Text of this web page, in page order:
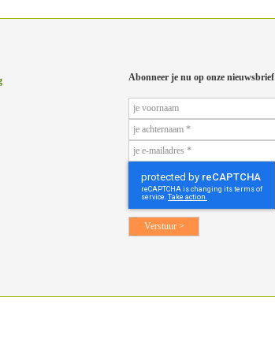
Abonneer je nu op onze nieuwsbrief